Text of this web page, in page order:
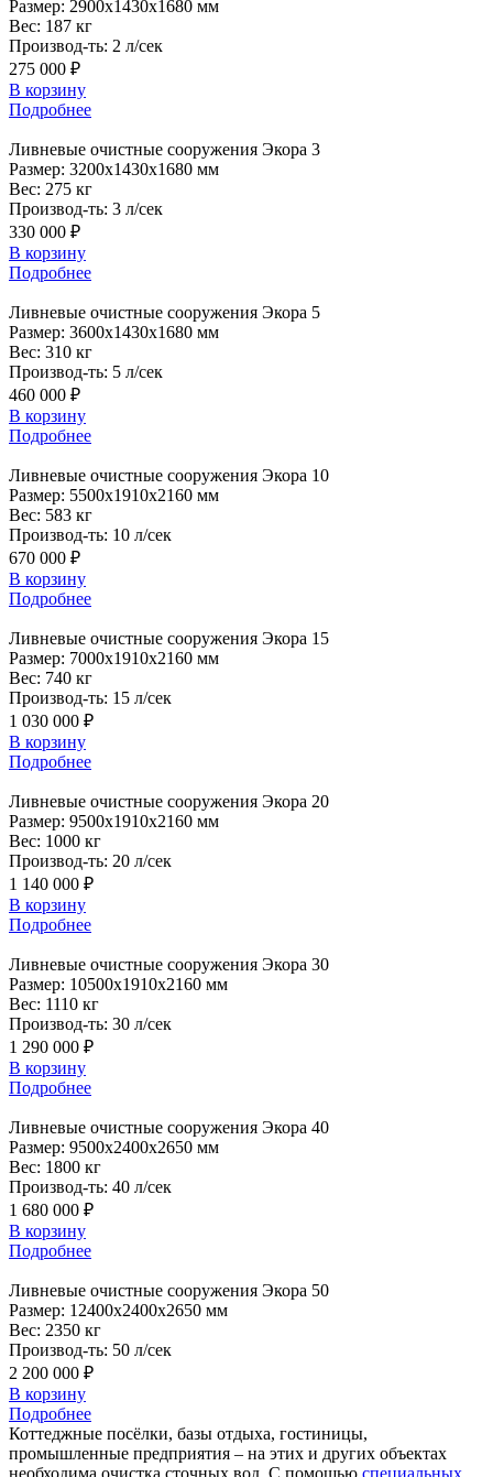
Размер: 2900x1430x1680 мм
Вес: 187 кг
Производ-ть: 2 л/сек
275 000 ₽
В корзину
Подробнее
Ливневые очистные сооружения Экора 3
Размер: 3200x1430x1680 мм
Вес: 275 кг
Производ-ть: 3 л/сек
330 000 ₽
В корзину
Подробнее
Ливневые очистные сооружения Экора 5
Размер: 3600x1430x1680 мм
Вес: 310 кг
Производ-ть: 5 л/сек
460 000 ₽
В корзину
Подробнее
Ливневые очистные сооружения Экора 10
Размер: 5500x1910x2160 мм
Вес: 583 кг
Производ-ть: 10 л/сек
670 000 ₽
В корзину
Подробнее
Ливневые очистные сооружения Экора 15
Размер: 7000x1910x2160 мм
Вес: 740 кг
Производ-ть: 15 л/сек
1 030 000 ₽
В корзину
Подробнее
Ливневые очистные сооружения Экора 20
Размер: 9500x1910x2160 мм
Вес: 1000 кг
Производ-ть: 20 л/сек
1 140 000 ₽
В корзину
Подробнее
Ливневые очистные сооружения Экора 30
Размер: 10500x1910x2160 мм
Вес: 1110 кг
Производ-ть: 30 л/сек
1 290 000 ₽
В корзину
Подробнее
Ливневые очистные сооружения Экора 40
Размер: 9500x2400x2650 мм
Вес: 1800 кг
Производ-ть: 40 л/сек
1 680 000 ₽
В корзину
Подробнее
Ливневые очистные сооружения Экора 50
Размер: 12400x2400x2650 мм
Вес: 2350 кг
Производ-ть: 50 л/сек
2 200 000 ₽
В корзину
Подробнее
Коттеджные посёлки, базы отдыха, гостиницы,
промышленные предприятия – на этих и других объектах
необходима очистка сточных вод. С помощью специальных